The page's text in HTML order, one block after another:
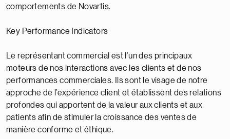
comportements de Novartis.
Key Performance Indicators
Le représentant commercial est l’un des principaux
moteurs de nos interactions avec les clients et de nos
performances commerciales. Ils sont le visage de notre
approche de l’expérience client et établissent des relations
profondes qui apportent de la valeur aux clients et aux
patients afin de stimuler la croissance des ventes de
manière conforme et éthique.